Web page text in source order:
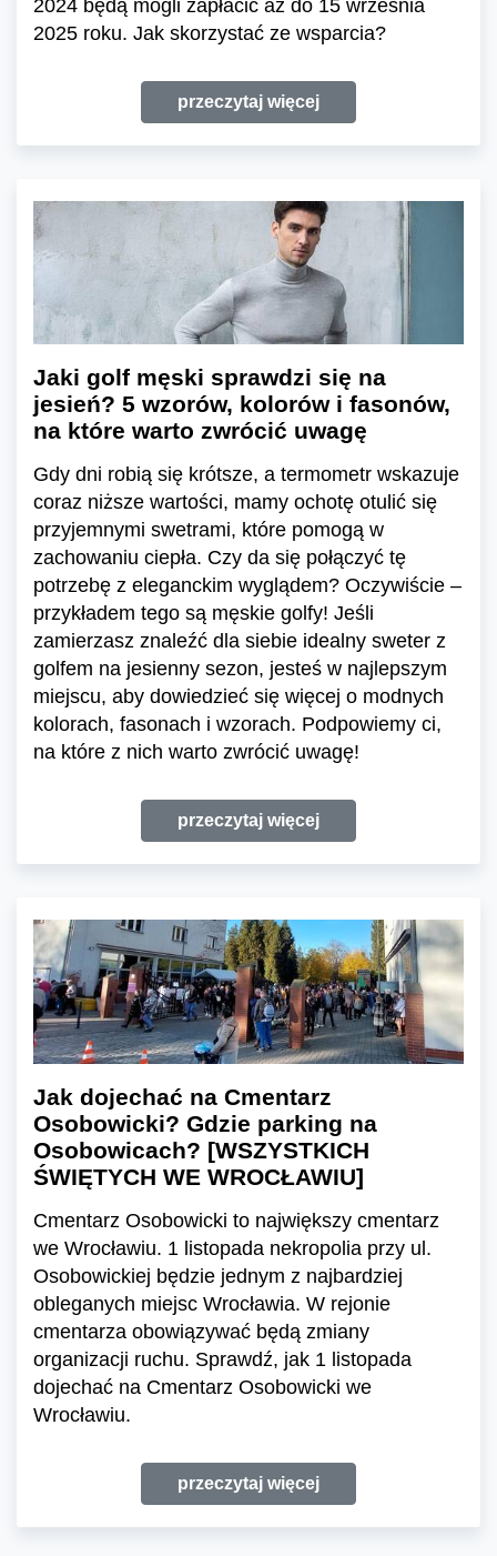
2024 będą mogli zapłacić aż do 15 września
2025 roku. Jak skorzystać ze wsparcia?
przeczytaj więcej
Jaki golf męski sprawdzi się na
jesień? 5 wzorów, kolorów i fasonów,
na które warto zwrócić uwagę
Gdy dni robią się krótsze, a termometr wskazuje
coraz niższe wartości, mamy ochotę otulić się
przyjemnymi swetrami, które pomogą w
zachowaniu ciepła. Czy da się połączyć tę
potrzebę z eleganckim wyglądem? Oczywiście –
przykładem tego są męskie golfy! Jeśli
zamierzasz znaleźć dla siebie idealny sweter z
golfem na jesienny sezon, jesteś w najlepszym
miejscu, aby dowiedzieć się więcej o modnych
kolorach, fasonach i wzorach. Podpowiemy ci,
na które z nich warto zwrócić uwagę!
przeczytaj więcej
Jak dojechać na Cmentarz
Osobowicki? Gdzie parking na
Osobowicach? [WSZYSTKICH
ŚWIĘTYCH WE WROCŁAWIU]
Cmentarz Osobowicki to największy cmentarz
we Wrocławiu. 1 listopada nekropolia przy ul.
Osobowickiej będzie jednym z najbardziej
obleganych miejsc Wrocławia. W rejonie
cmentarza obowiązywać będą zmiany
organizacji ruchu. Sprawdź, jak 1 listopada
dojechać na Cmentarz Osobowicki we
Wrocławiu.
przeczytaj więcej